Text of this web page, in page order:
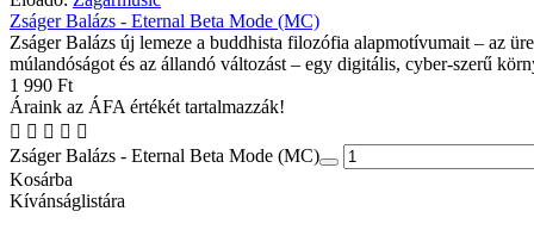
Zságer Balázs - Eternal Beta Mode (MC)
Zságer Balázs új lemeze a buddhista filozófia alapmotívumait – az
múlandóságot és az állandó változást – egy digitális, cyber-szerű
1 990 Ft
Áraink az ÁFA értékét tartalmazzák!
Zságer Balázs - Eternal Beta Mode (MC)
Kosárba
Kívánságlistára